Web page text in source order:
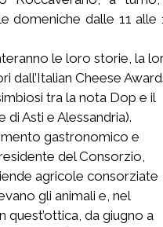
domeniche dalle 11 alle
le loro storie, la
dall’Italian Cheese
tra la nota Dop e il
Asti e Alessandria).
gastronomico e
del Consorzio,
agricole consorziate
gli animali e, nel
da giugno a